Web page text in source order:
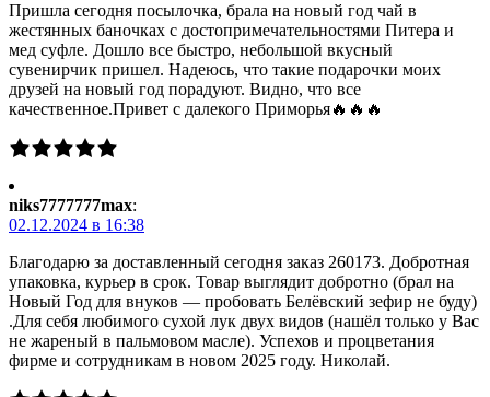
Пришла сегодня посылочка, брала на новый год чай в
жестянных баночках с достопримечательностями Питера и
мед суфле. Дошло все быстро, небольшой вкусный
сувенирчик пришел. Надеюсь, что такие подарочки моих
друзей на новый год порадуют. Видно, что все
качественное.Привет с далекого Приморья🔥🔥🔥
niks7777777max:
02.12.2024 в 16:38
Благодарю за доставленный сегодня заказ 260173. Добротная
упаковка, курьер в срок. Товар выглядит добротно (брал на
Новый Год для внуков — пробовать Белёвский зефир не буду)
.Для себя любимого сухой лук двух видов (нашёл только у Вас
не жареный в пальмовом масле). Успехов и процветания
фирме и сотрудникам в новом 2025 году. Николай.